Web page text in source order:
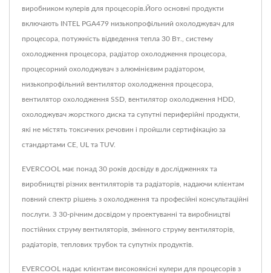
виробником кулерів для процесорів.Його основні продукти
включають INTEL PGA479 низькопрофільний охолоджувач для
процесора, потужність відведення тепла 30 Вт., систему
охолодження процесора, радіатор охолодження процесора,
процесорний охолоджувач з алюмінієвим радіатором,
низькопрофільний вентилятор охолодження процесора,
вентилятор охолодження SSD, вентилятор охолодження HDD,
охолоджувач жорсткого диска та супутні периферійні продукти,
які не містять токсичних речовин і пройшли сертифікацію за
стандартами CE, UL та TUV.
EVERCOOL має понад 30 років досвіду в дослідженнях та
виробництві різних вентиляторів та радіаторів, надаючи клієнтам
повний спектр рішень з охолодження та професійні консультаційні
послуги. З 30-річним досвідом у проектуванні та виробництві
постійних струму вентиляторів, змінного струму вентиляторів,
радіаторів, теплових трубок та супутніх продуктів.
EVERCOOL надає клієнтам високоякісні кулери для процесорів з